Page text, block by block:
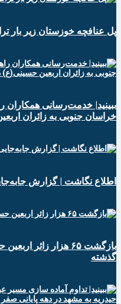
پل عنافچه خوزستان زیر بار
ببینید| خدمت‌رسانی همکاران
خراسان جنوبی به زائران
️اطلاع نگاشت | گزارش
️بازگشت ۶۵ هزار
گذشته